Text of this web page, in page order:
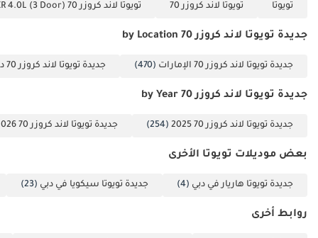
تويوتا تويوتا لاند كروزر 70 تويوتا لاند كروزر 70 VXR 4.0L (3 Door)
جديدة تويوتا لاند كروزر 70 by Location
جديدة تويوتا لاند كروزر 70 الإمارات (470) جديدة تويوتا لاند كروزر 70 دبي
جديدة تويوتا لاند كروزر 70 by Year
جديدة تويوتا لاند كروزر 70 2025 (254) جديدة تويوتا لاند كروزر 70 2026
بعض موديلات تويوتا الأخرى
جديدة تويوتا هاريار في دبي (4) جديدة تويوتا سيكويا في دبي (23)
روابط أخرى